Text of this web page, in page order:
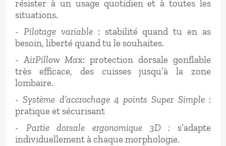
résister à un usage quotidien et à toutes les
situations.
-Pilotage variable: stabilité quand tu en as
besoin, liberté quand tu le souhaites.
-AirPillow Max: protection dorsale gonflable
très efficace, des cuisses jusqu’à la zone
lombaire.
-Système d’accrochage 4 points Super Simple:
pratique et sécurisant
- Partie dorsale ergonomique 3D : s’adapte
individuellement à chaque morphologie.